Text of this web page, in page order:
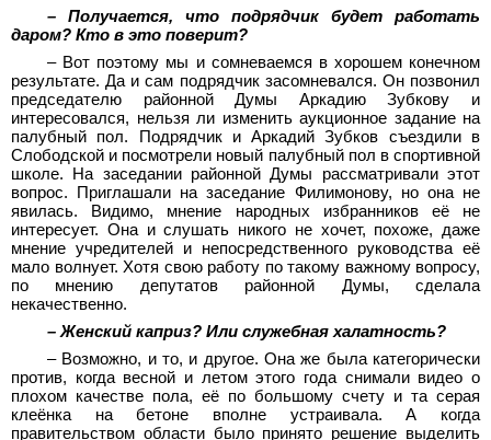
– Получается, что подрядчик будет работать
даром? Кто в это поверит?
– Вот поэтому мы и сомневаемся в хорошем конечном
результате. Да и сам подрядчик засомневался. Он позвонил
председателю районной Думы Аркадию Зубкову и
интересовался, нельзя ли изменить аукционное задание на
палубный пол. Подрядчик и Аркадий Зубков съездили в
Слободской и посмотрели новый палубный пол в спортивной
школе. На заседании районной Думы рассматривали этот
вопрос. Приглашали на заседание Филимонову, но она не
явилась. Видимо, мнение народных избранников её не
интересует. Она и слушать никого не хочет, похоже, даже
мнение учредителей и непосредственного руководства её
мало волнует. Хотя свою работу по такому важному вопросу,
по мнению депутатов районной Думы, сделала
некачественно.
– Женский каприз? Или служебная халатность?
– Возможно, и то, и другое. Она же была категорически
против, когда весной и летом этого года снимали видео о
плохом качестве пола, её по большому счету и та серая
клеёнка на бетоне вполне устраивала. А когда
правительством области было принято решение выделить